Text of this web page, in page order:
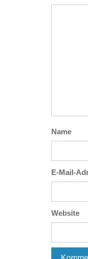
Name
E-Mail-
Website